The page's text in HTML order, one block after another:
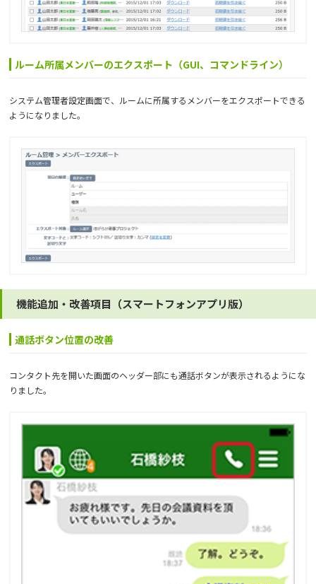
ルーム所属メンバーのエクスポート（GUI、コマンドライン）
システム管理者設定画面で、ルームに所属するメンバーをエクスポートできる
ようになりました。
機能追加・改善項目（スマートフォンアプリ版）
通話ボタン位置の改善
コンタクト先を開いた画面のヘッダー部にも通話ボタンが表示されるようにな
りました。